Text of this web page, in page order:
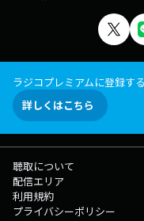
ラジコプレミアムに登録す
詳しくはこちら
聴取について
配信エリア
利用規約
プライバシーポリシー